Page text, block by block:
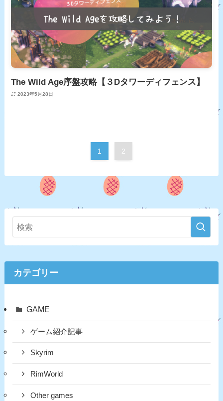
The Wild Age序盤攻略【３Dタワーディフェンス】
2023年5月28日
1 2
カテゴリー
GAME
ゲーム紹介記事
Skyrim
RimWorld
Other games